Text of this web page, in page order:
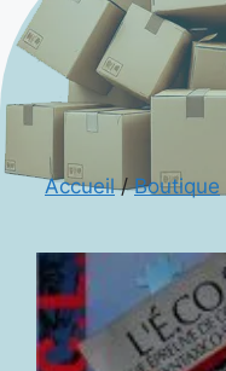
Accueil/Boutique